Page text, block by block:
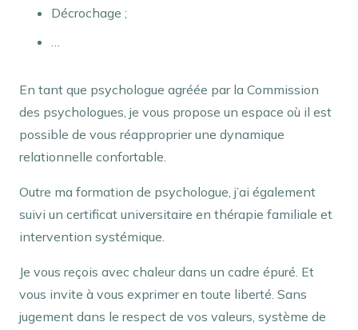
Décrochage ;
…
En tant que psychologue agréée par la Commission
des psychologues, je vous propose un espace où il est
possible de vous réapproprier une dynamique
relationnelle confortable.
Outre ma formation de psychologue, j’ai également
suivi un certificat universitaire en thérapie familiale et
intervention systémique.
Je vous reçois avec chaleur dans un cadre épuré. Et
vous invite à vous exprimer en toute liberté. Sans
jugement dans le respect de vos valeurs, système de